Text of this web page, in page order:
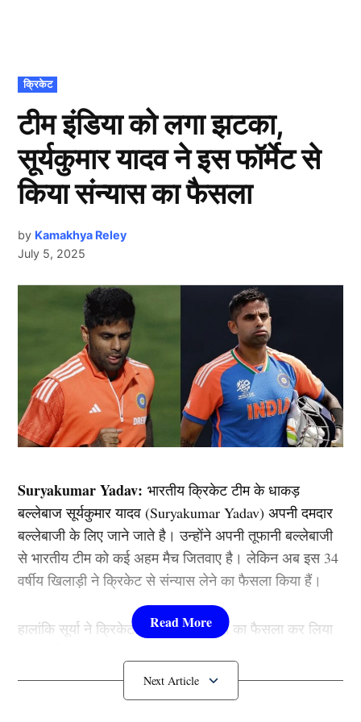
POSTED
IN
क्रिकेट
टीम इंडिया को लगा झटका,
सूर्यकुमार यादव ने इस फॉर्मेट से
किया संन्यास का फैसला
by Kamakhya Reley
July 5, 2025
Suryakumar Yadav:भारतीय क्रिकेट टीम के धाकड़
बल्लेबाज सूर्यकुमार यादव (Suryakumar Yadav) अपनी दमदार
बल्लेबाजी के लिए जाने जाते है। उन्होंने अपनी तूफानी बल्लेबाजी
से भारतीय टीम को कई अहम मैच जितवाए है। लेकिन अब इस 34
वर्षीय खिलाड़ी ने क्रिकेट से संन्यास लेने का फैसला किया हैं।
हालांकि सूर्या ने क्रिकेट के से संन्यास लेने का फैसला कर लिया
आइए जानते है इस बारे में विस्तार से….